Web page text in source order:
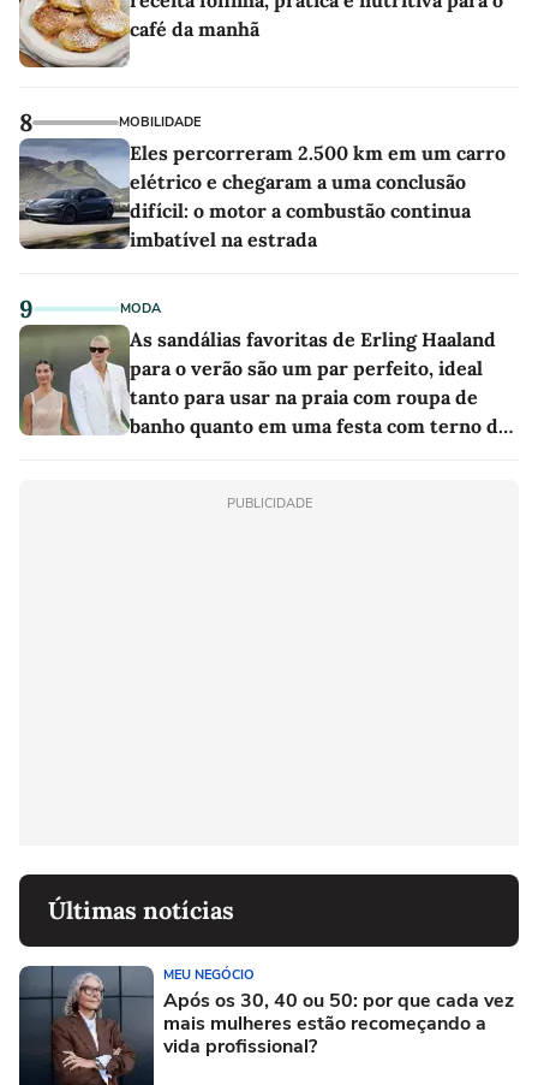
café da manhã
8 MOBILIDADE
Eles percorreram 2.500 km em um carro
elétrico e chegaram a uma conclusão
difícil: o motor a combustão continua
imbatível na estrada
9 MODA
As sandálias favoritas de Erling Haaland
para o verão são um par perfeito, ideal
tanto para usar na praia com roupa de
banho quanto em uma festa com terno de
PUBLICIDADE
Últimas notícias
MEU NEGÓCIO
Após os 30, 40 ou 50: por que cada vez
mais mulheres estão recomeçando a
vida profissional?